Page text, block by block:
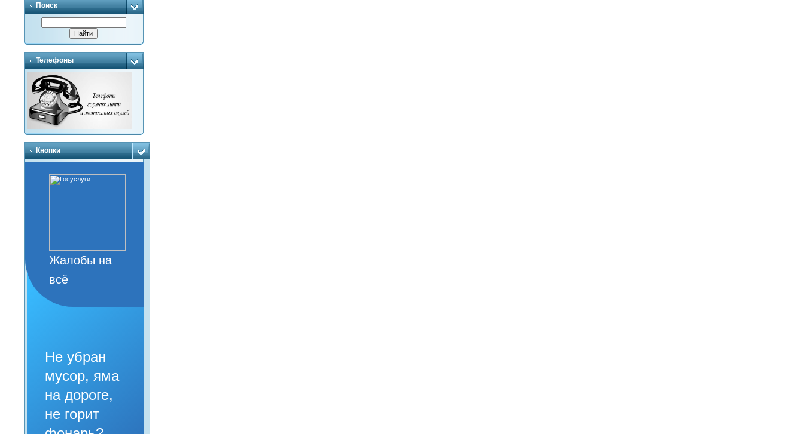
Поиск
Телефоны
Кнопки
Жалобы на
всё
Не убран
мусор, яма
на дороге,
не горит